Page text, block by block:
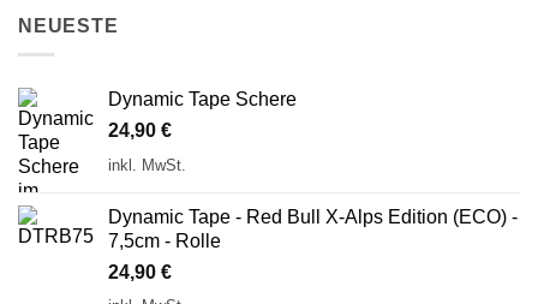
NEUESTE
Dynamic Tape Schere
24,90 €
inkl. MwSt.
Dynamic Tape - Red Bull X-Alps Edition (ECO) -
7,5cm - Rolle
24,90 €